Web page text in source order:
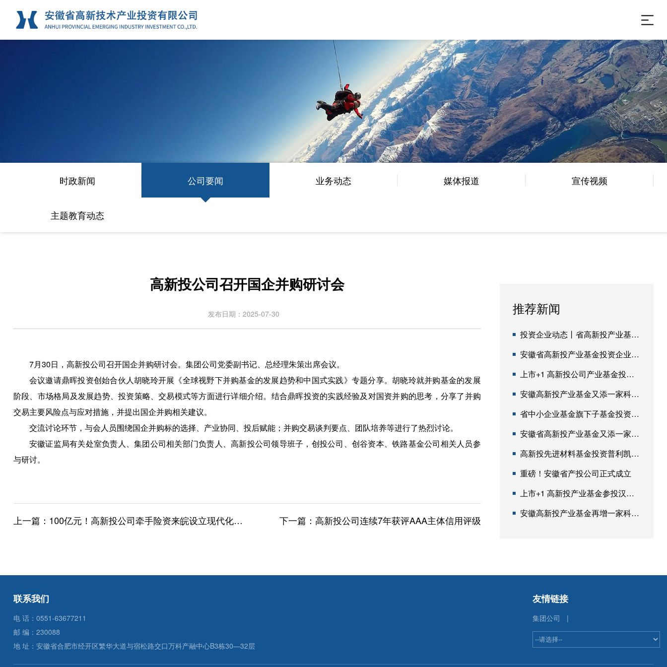
时政新闻 公司要闻 业务动态 媒体报道 宣传视频
主题教育动态
高新投公司召开国企并购研讨会
发布日期：2025-07-30
7月30日，高新投公司召开国企并购研讨会。集团公司党委副书记、总经理朱策出席会议。
会议邀请鼎晖投资创始合伙人胡晓玲开展《全球视野下并购基金的发展趋势和中国式实践》专题分享。胡晓玲就并购基金的发展
阶段、市场格局及发展趋势、投资策略、交易模式等方面进行详细介绍。结合鼎晖投资的实践经验及对国资并购的思考，分享了并购
交易主要风险点与应对措施，并提出国企并购相关建议。
交流讨论环节，与会人员围绕国企并购标的选择、产业协同、投后赋能；并购交易谈判要点、团队培养等进行了热烈讨论。
安徽证监局有关处室负责人、集团公司相关部门负责人、高新投公司领导班子，创投公司、创谷资本、铁路基金公司相关人员参
与研讨。
上一篇： 100亿元！高新投公司牵手险资来皖设立现代化产业基金 下一篇： 高新投公司连续7年获评AAA主体信用评级
推荐新闻
投资企业动态丨省高新投产业基金所投资4家企业成功获IPO申报受理
安徽省高新投产业基金投资企业挚达科技通过港交所聆讯
上市+1 高新投公司产业基金投资企业登陆港交所
安徽高新投产业基金又添一家科创板过会企业
省中小企业基金旗下子基金投资企业安徽爱视睿完成近亿元融资
安徽省高新投产业基金又添一家科创板过会企业
高新投先进材料基金投资普利凯项目成功落地淮北开工
重磅！安徽省产投公司正式成立
上市+1 高新投产业基金参投汉邦科技登陆科创板
安徽高新投产业基金再增一家科创板过会企业
联系我们
电 话：0551-63677211
邮 编：230088
地 址：安徽省合肥市经开区繁华大道与宿松路交口万科产融中心B3栋30—32层
友情链接
集团公司 |